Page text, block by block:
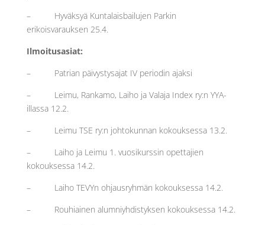
– Hyväksyä Kuntalaisbailujen Parkin
erikoisvarauksen 25.4.
Ilmoitusasiat:
– Patrian päivystysajat IV periodin ajaksi
– Leimu, Rankamo, Laiho ja Valaja Index ry:n YYA-
illassa 12.2.
– Leimu TSE ry:n johtokunnan kokouksessa 13.2.
– Laiho ja Leimu 1. vuosikurssin opettajien
kokouksessa 14.2.
– Laiho TEVYn ohjausryhmän kokouksessa 14.2.
– Rouhiainen alumniyhdistyksen kokouksessa 14.2.